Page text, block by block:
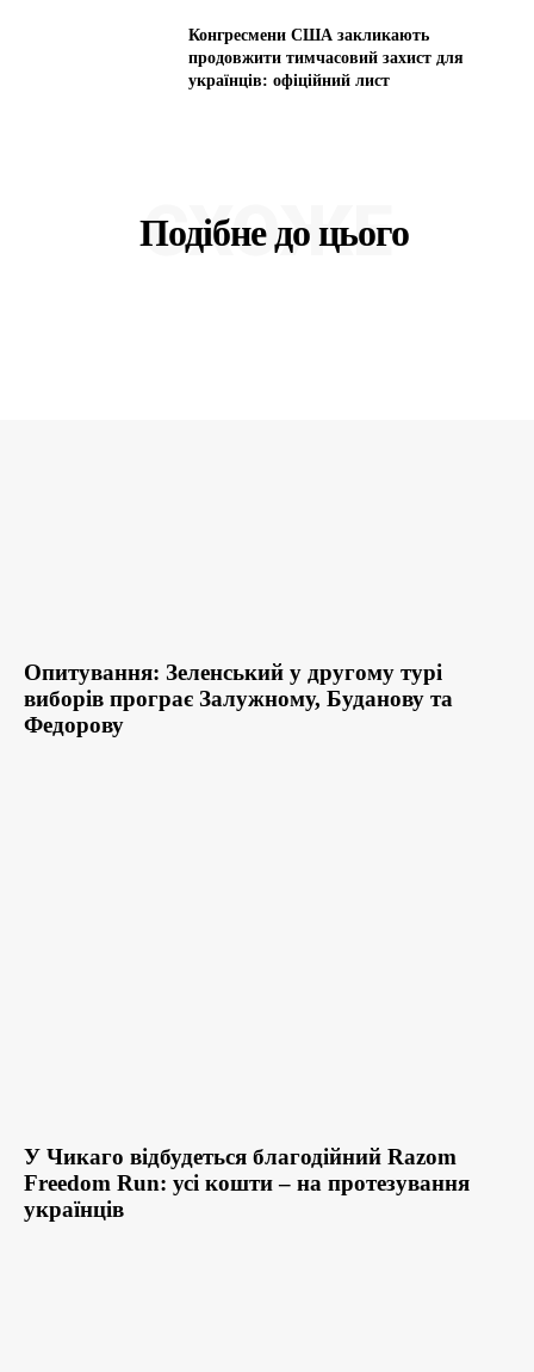
Конгресмени США закликають
продовжити тимчасовий захист для
українців: офіційний лист
Подібне до цього
СХОЖЕ
Опитування: Зеленський у другому турі
виборів програє Залужному, Буданову та
Федорову
У Чикаго відбудеться благодійний Razom
Freedom Run: усі кошти – на протезування
українців